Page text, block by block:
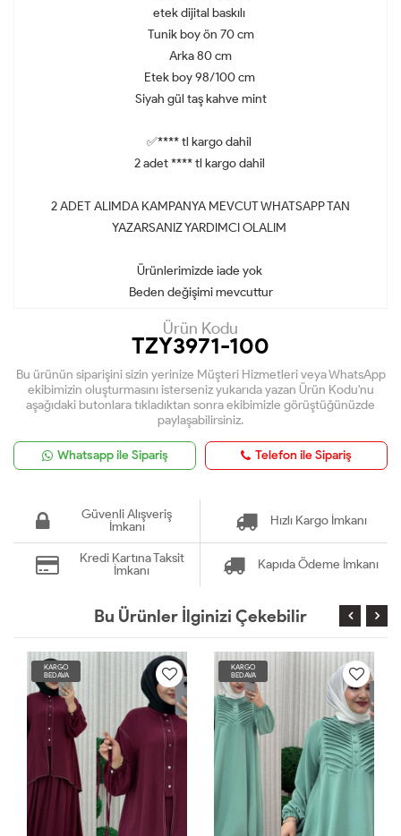
etek dijital baskılı
Tunik boy ön 70 cm
Arka 80 cm
Etek boy 98/100 cm
Siyah gül taş kahve mint
✅**** tl kargo dahil
2 adet **** tl kargo dahil
2 ADET ALIMDA KAMPANYA MEVCUT WHATSAPP TAN
YAZARSANIZ YARDIMCI OLALIM
Ürünlerimizde iade yok
Beden değişimi mevcuttur
Ürün Kodu
TZY3971-100
Bu ürünün siparişini sizin yerinize Müşteri Hizmetleri veya WhatsApp
ekibimizin oluşturmasını isterseniz yukarıda yazan Ürün Kodu'nu
aşağıdaki butonlara tıkladıktan sonra ekibimizle görüştüğünüzde
paylaşabilirsiniz.
Whatsapp ile Sipariş Telefon ile Sipariş
Güvenli Alışveriş
İmkanı
Hızlı Kargo İmkanı
Kredi Kartına Taksit
İmkanı
Kapıda Ödeme İmkanı
Bu Ürünler İlginizi Çekebilir
KARGO
BEDAVA
KARGO
BEDAVA